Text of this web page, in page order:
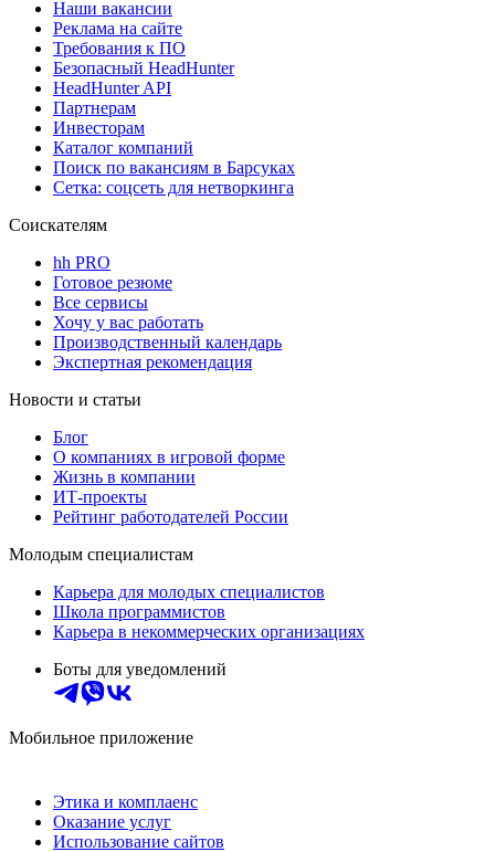
Наши вакансии
Реклама на сайте
Требования к ПО
Безопасный HeadHunter
HeadHunter API
Партнерам
Инвесторам
Каталог компаний
Поиск по вакансиям в Барсуках
Сетка: соцсеть для нетворкинга
Соискателям
hh PRO
Готовое резюме
Все сервисы
Хочу у вас работать
Производственный календарь
Экспертная рекомендация
Новости и статьи
Блог
О компаниях в игровой форме
Жизнь в компании
ИТ-проекты
Рейтинг работодателей России
Молодым специалистам
Карьера для молодых специалистов
Школа программистов
Карьера в некоммерческих организациях
Боты для уведомлений
Мобильное приложение
Этика и комплаенс
Оказание услуг
Использование сайтов